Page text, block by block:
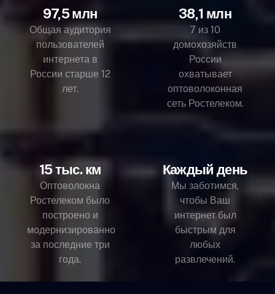
97,5 млн
Общая аудитория
пользователей
интернета в
России старше 12
лет.
38,1 млн
7 из 10
домохозяйств
России
охватывает
оптоволоконная
сеть Ростелеком.
15 тыс. км
Оптоволокна
Ростелеком было
построено и
модернизированно
за последние три
года.
Каждый день
Мы заботимся,
чтобы Ваш
интернет был
быстрым для
любых
развлечений.